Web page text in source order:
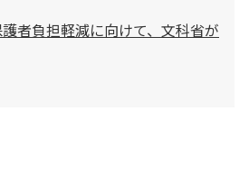
者負担軽減に向けて、文科省が